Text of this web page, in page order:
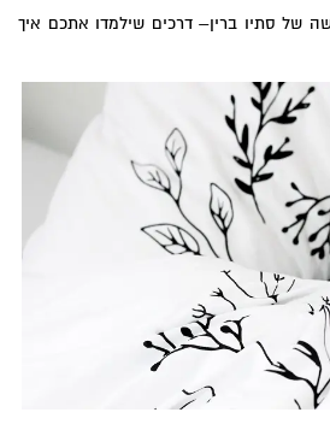
של סתיו ברין– דרכים שילמדו אתכם איך